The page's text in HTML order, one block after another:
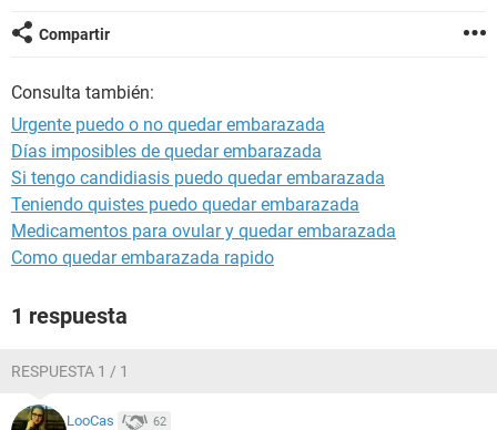
Compartir
Consulta también:
Urgente puedo o no quedar embarazada
Días imposibles de quedar embarazada
Si tengo candidiasis puedo quedar embarazada
Teniendo quistes puedo quedar embarazada
Medicamentos para ovular y quedar embarazada
Como quedar embarazada rapido
1 respuesta
RESPUESTA 1 / 1
LooCas 62